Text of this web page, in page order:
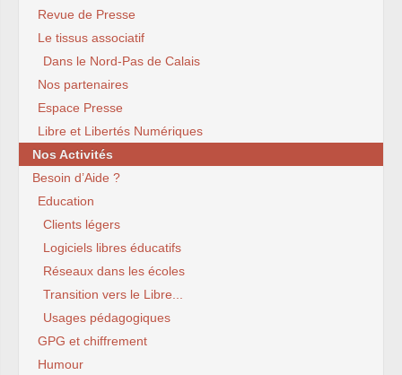
Revue de Presse
Le tissus associatif
Dans le Nord-Pas de Calais
Nos partenaires
Espace Presse
Libre et Libertés Numériques
Nos Activités
Besoin d’Aide ?
Education
Clients légers
Logiciels libres éducatifs
Réseaux dans les écoles
Transition vers le Libre...
Usages pédagogiques
GPG et chiffrement
Humour